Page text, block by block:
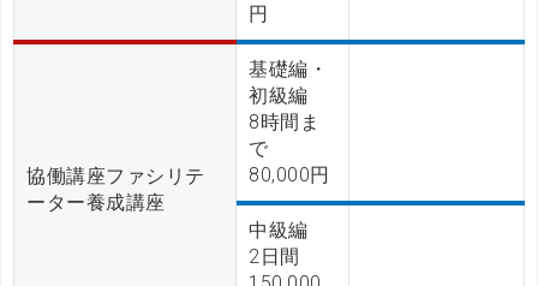
円
協働講座ファシリテ
ーター養成講座
基礎編・
初級編
8時間ま
で
80,000円
中級編
2日間